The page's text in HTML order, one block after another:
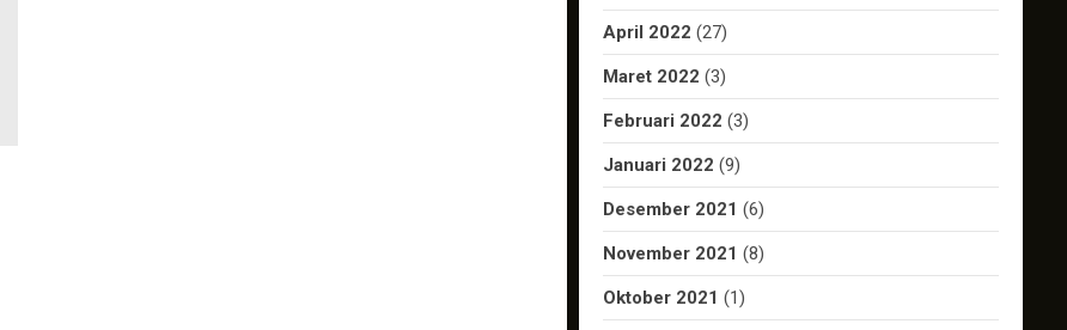
April 2022 (27)
Maret 2022 (3)
Februari 2022 (3)
Januari 2022 (9)
Desember 2021 (6)
November 2021 (8)
Oktober 2021 (1)